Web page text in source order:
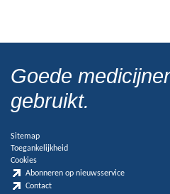
Goede
gebruikt.
Sitemap
Toegankelijkheid
Cookies
Abonneren op nieuwsservice
Contact